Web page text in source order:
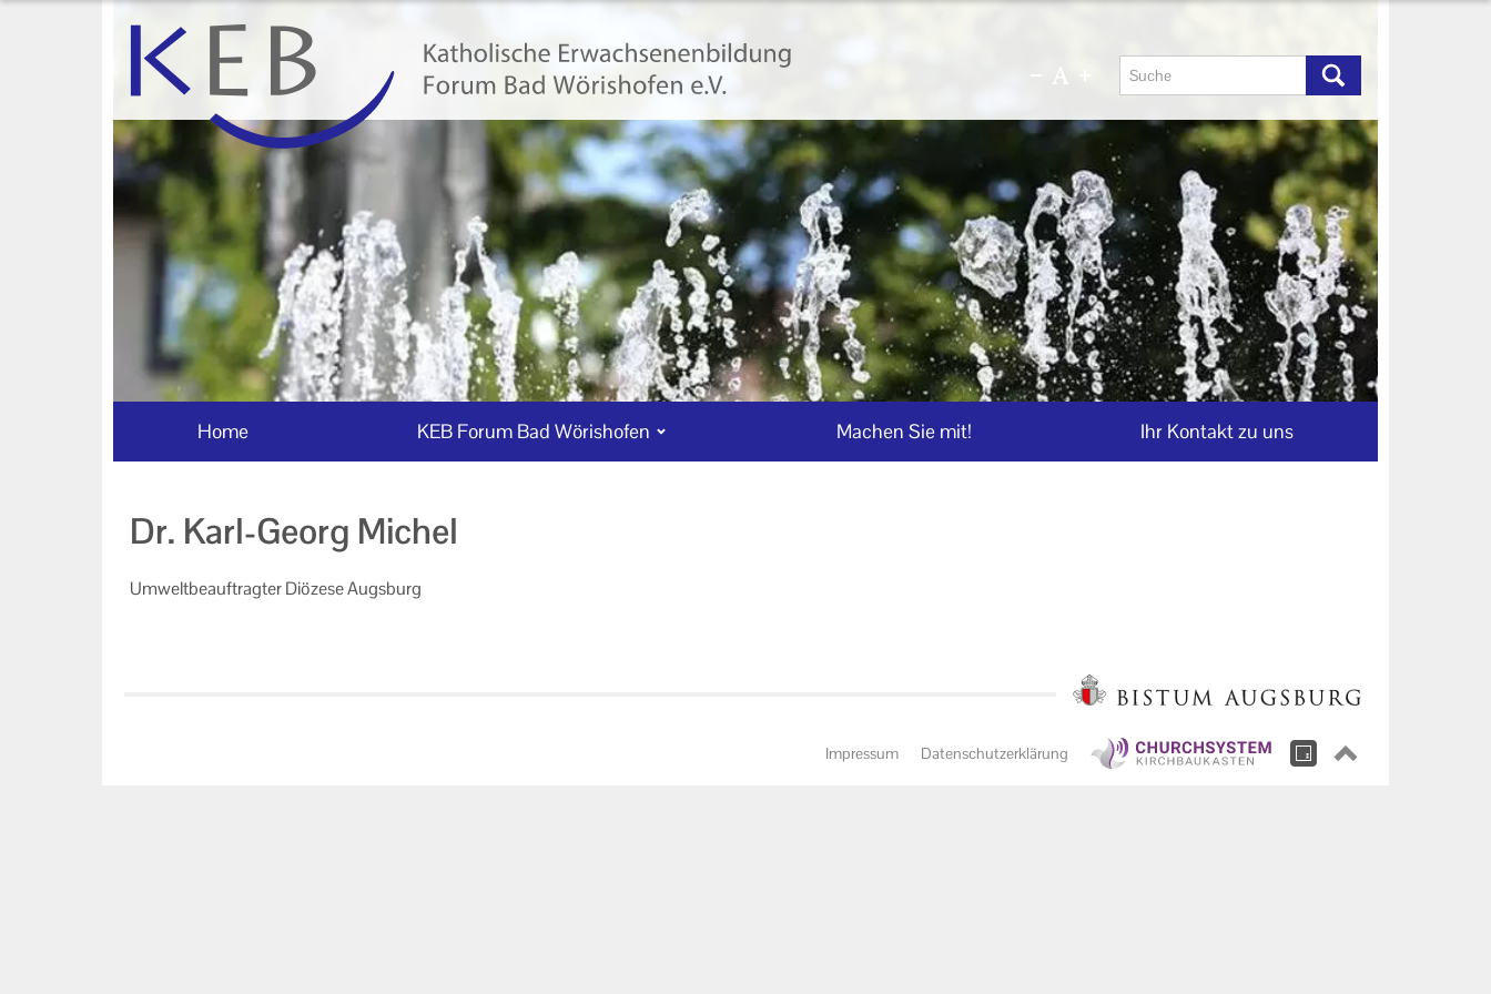
Home KEB Forum Bad Wörishofen Machen Sie mit! Ihr Kontakt zu uns
Dr. Karl-Georg Michel
Um­welt­be­auf­trag­ter Diö­ze­se Augs­burg
Impressum Datenschutzerklärung
KEB Forum Bad Wörishofen
Machen Sie mit!
Ihr Kontakt zu uns